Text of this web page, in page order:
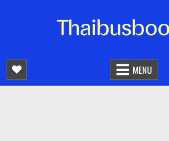
จองตั๋วรถออนไลน์ 24 ชั่วโมง
MENU